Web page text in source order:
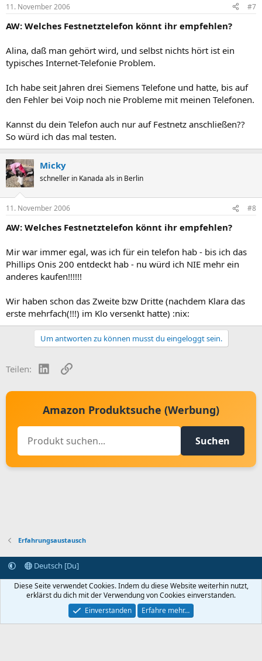
11. November 2006 #7
AW: Welches Festnetztelefon könnt ihr empfehlen?
Alina, daß man gehört wird, und selbst nichts hört ist ein
typisches Internet-Telefonie Problem.
Ich habe seit Jahren drei Siemens Telefone und hatte, bis auf
den Fehler bei Voip noch nie Probleme mit meinen Telefonen.
Kannst du dein Telefon auch nur auf Festnetz anschließen??
So würd ich das mal testen.
Micky
schneller in Kanada als in Berlin
11. November 2006 #8
AW: Welches Festnetztelefon könnt ihr empfehlen?
Mir war immer egal, was ich für ein telefon hab - bis ich das
Phillips Onis 200 entdeckt hab - nu würd ich NIE mehr ein
anderes kaufen!!!!!!
Wir haben schon das Zweite bzw Dritte (nachdem Klara das
erste mehrfach(!!!) im Klo versenkt hatte) :nix:
Um antworten zu können musst du eingeloggt sein.
Teilen: LinkedInLink
Amazon Produktsuche (Werbung)
Suchen
Erfahrungsaustausch
Deutsch [Du]
Kontakt aufnehmen
Bedingungen und Regeln
Datenschutz
Startseite
R
S
Community platform by XenForo® © 2010-2024 XenForo Ltd.
Diese Seite verwendet Cookies. Indem du diese Website weiterhin nutzt,
erklärst du dich mit der Verwendung von Cookies einverstanden.
Einverstanden
Erfahre mehr…